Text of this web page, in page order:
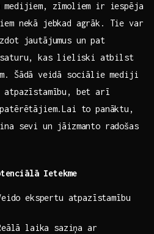
zīmoliem ir iespēja
nekā jebkad agrāk. Tie var
jautājumus un pat
saturu, kas ⁤lieliski atbilst
Šādā⁣ veidā sociālie mediji
bet arī
to panāktu,
sevi un jāizmanto radošas
Ietekme
ekspertu atpazīstamību
laika saziņa ar